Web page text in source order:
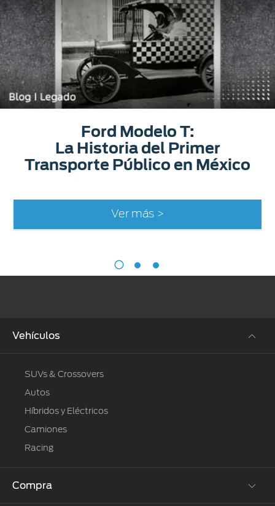
Ford Modelo T:
La Historia del Primer
Transporte Público en México
Ver más >
Vehículos
SUVs & Crossovers
Autos
Híbridos y Eléctricos
Camiones
Racing
Compra